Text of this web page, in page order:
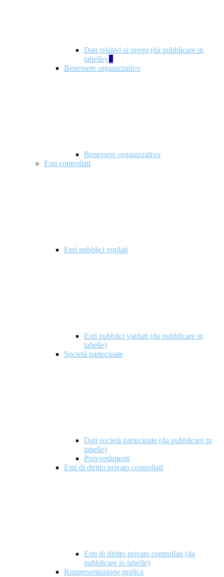
Dati relativi ai premi (da pubblicare in
tabelle) 5
Benessere organizzativo
Benessere organizzativo
Enti controllati
Enti pubblici vigilati
Enti pubblici vigilati (da pubblicare in
tabelle)
Società partecipate
Dati società partecipate (da pubblicare in
tabelle)
Provvedimenti
Enti di diritto privato controllati
Enti di diritto privato controllati (da
pubblicare in tabelle)
Rappresentazione grafica